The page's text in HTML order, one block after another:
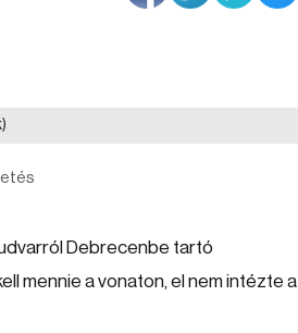
Debrecenbe tartó
mennie a vonaton, el nem intézte a